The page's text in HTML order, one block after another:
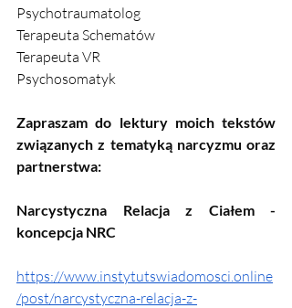
Psychotraumatolog
Terapeuta Schematów
Terapeuta VR
Psychosomatyk
Zapraszam do lektury moich tekstów
związanych z tematyką narcyzmu oraz
partnerstwa:
Narcystyczna Relacja z Ciałem -
koncepcja NRC
https://www.instytutswiadomosci.online
/post/narcystyczna-relacja-z-